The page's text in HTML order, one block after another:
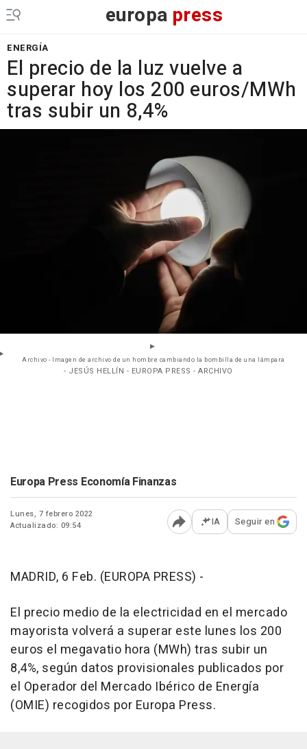
europa press
ENERGÍA
El precio de la luz vuelve a
superar hoy los 200 euros/MWh
tras subir un 8,4%
Archivo - Imagen de archivo de un hombre cambiando la bombilla de una lámpara
- JESÚS HELLÍN - EUROPA PRESS - ARCHIVO
Europa Press Economía Finanzas
Lunes, 7 febrero 2022
Actualizado: 09:54
Abrir opciones para
IA Seguir en
MADRID, 6 Feb. (EUROPA PRESS) -
El precio medio de la electricidad en el mercado
mayorista volverá a superar este lunes los 200
euros el megavatio hora (MWh) tras subir un
8,4%, según datos provisionales publicados por
el Operador del Mercado Ibérico de Energía
(OMIE) recogidos por Europa Press.